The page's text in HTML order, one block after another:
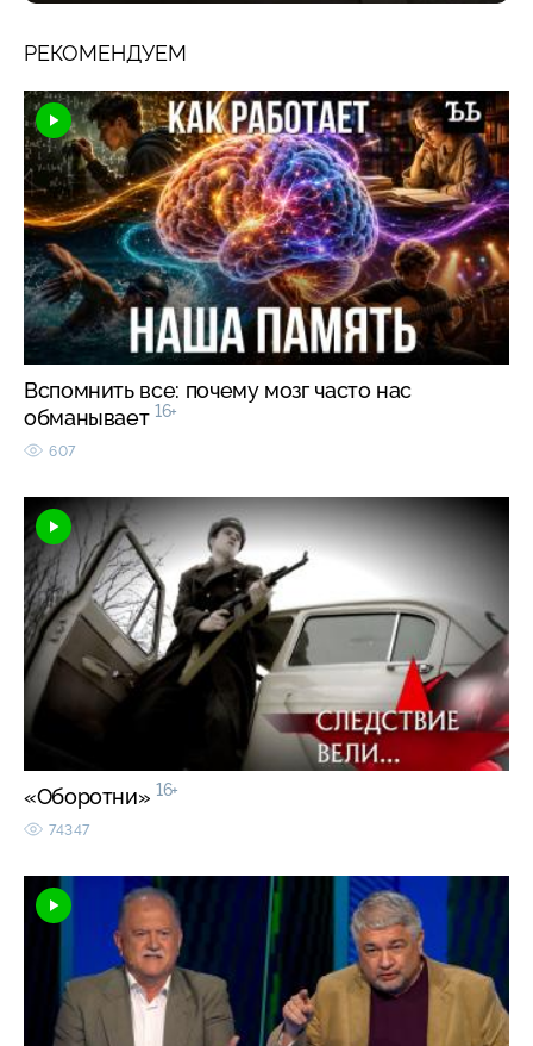
РЕКОМЕНДУЕМ
Вспомнить все: почему мозг часто нас
обманывает 16+
607
«Оборотни» 16+
74347